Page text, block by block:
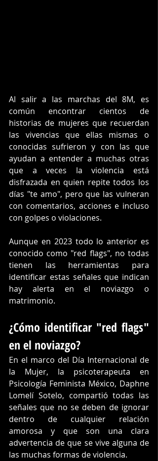
Al salir a las marchas del 8M, es
común encontrar cientos de
historias de mujeres que recuerdan
las vivencias que ellas mismas o
conocidas sufrieron y con las que
ayudan a entender a muchas otras
que a veces la violencia está
disfrazada en quien repite todos los
días "te amo", pero que las vulneran
con comentarios, acciones e incluso
con golpes o violaciones.
Aunque en 2023 todo lo anterior es
conocido como "red flags", no todas
tienen las herramientas para
identificar estas señales que indican
hay alerta en el noviazgo o
matrimonio.
¿Cómo identificar "red flags"
en el noviazgo?
En el marco del Día Internacional de
la Mujer, la psicoterapeuta en
Psicología Feminista México, Daphne
Lomelí Sotelo, compartió todas las
señales que no se deben de ignorar
dentro de cualquier relación
amorosa y que son una clara
advertencia de que se vive alguna de
las muchas formas de violencia.